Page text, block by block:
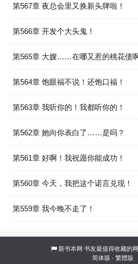
第567章 夜总会里又换新头牌啦！
第566章 开发个大头鬼！
第565章 大嫂……在哪又惹的桃花债
第564章 饱眼福不说！还饱口福！
第563章 我听你的！我都听你的！
第562章 她向你表白了……是吗？
第561章 好啊！我祝愿你能成功！
第560章 今天，我把这个诺言兑现！
第559章 我今晚不走了！
新书本网 书友最值得收藏的
简体版 · 繁體版